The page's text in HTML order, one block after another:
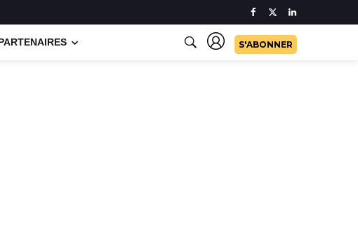
S'ABONNER